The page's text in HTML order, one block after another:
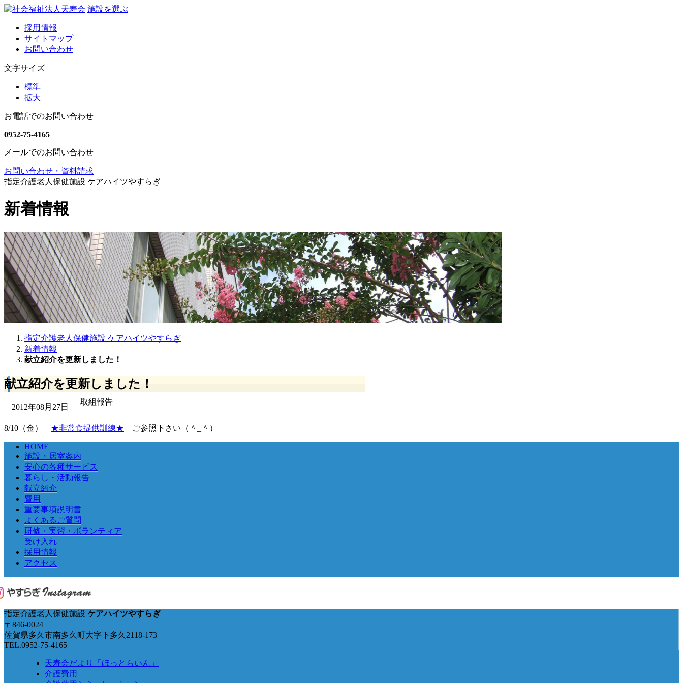
施設を選ぶ
採用情報
サイトマップ
お問い合わせ
文字サイズ
標準
拡大
お電話でのお問い合わせ
0952-75-4165
メールでのお問い合わせ
お問い合わせ・資料請求
指定介護老人保健施設 ケアハイツやすらぎ
新着情報
指定介護老人保健施設 ケアハイツやすらぎ
新着情報
献立紹介を更新しました！
献立紹介を更新しました！
2012年08月27日
取組報告
8/10（金） ★非常食提供訓練★ ご参照下さい（＾_＾）
HOME
施設・居室案内
安心の各種サービス
暮らし・活動報告
献立紹介
費用
重要事項説明書
よくあるご質問
研修・実習・ボランティア
受け入れ
採用情報
アクセス
指定介護老人保健施設 ケアハイツやすらぎ
〒846-0024
佐賀県多久市南多久町大字下多久2118-173
TEL.0952-75-4165
天寿会だより「ほっとらいん」
介護費用